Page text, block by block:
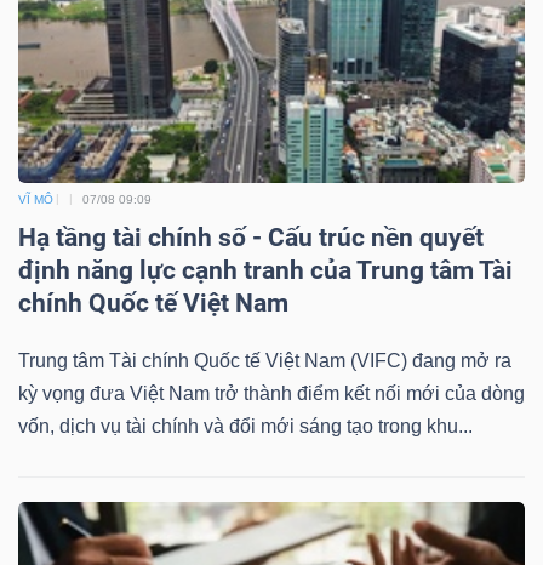
VĨ MÔ 07/08 09:09
Hạ tầng tài chính số - Cấu trúc nền quyết
định năng lực cạnh tranh của Trung tâm Tài
chính Quốc tế Việt Nam
Trung tâm Tài chính Quốc tế Việt Nam (VIFC) đang mở ra
kỳ vọng đưa Việt Nam trở thành điểm kết nối mới của dòng
vốn, dịch vụ tài chính và đổi mới sáng tạo trong khu...
Lãnh
đạo
(-)
Tất cả Người nội bộ Người liên quan Cổ đông lớn
Tin
tức
(-)
Bài
viết
của
(-)